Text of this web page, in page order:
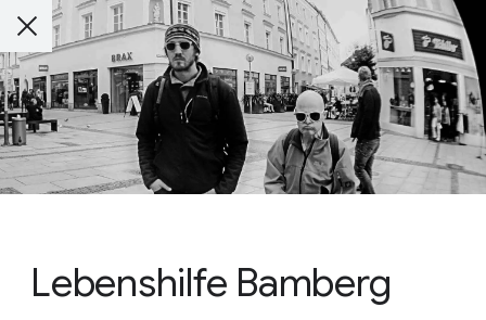
Lebenshilfe Bamberg